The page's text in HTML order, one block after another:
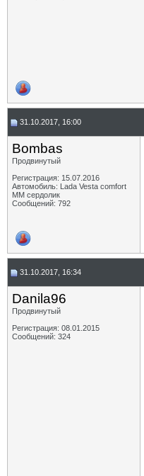
31.10.2017, 16:00
Bombas
Продвинутый
Регистрация: 15.07.2016
Автомобиль: Lada Vesta comfort
MM сердолик
Сообщений: 792
31.10.2017, 16:34
Danila96
Продвинутый
Регистрация: 08.01.2015
Сообщений: 324